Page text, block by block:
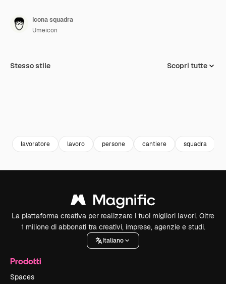
Icona squadra
Umeicon
Stesso stile Scopri tutte
lavoratore lavoro persone cantiere squadra
La piattaforma creativa per realizzare i tuoi migliori lavori. Oltre
1 milione di abbonati tra creativi, imprese, agenzie e studi.
Italiano
Prodotti
Spaces